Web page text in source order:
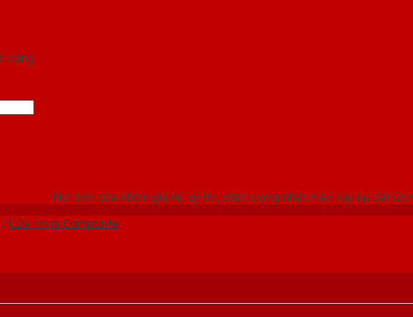
hàng.
Nơi bán cửa nhôm giá rẻ, uy tín, chất lượng nhất hiện nay tại Sài Gòn
/Cửa nhựa Composite